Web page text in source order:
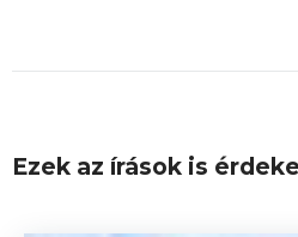
Ezek az írások is